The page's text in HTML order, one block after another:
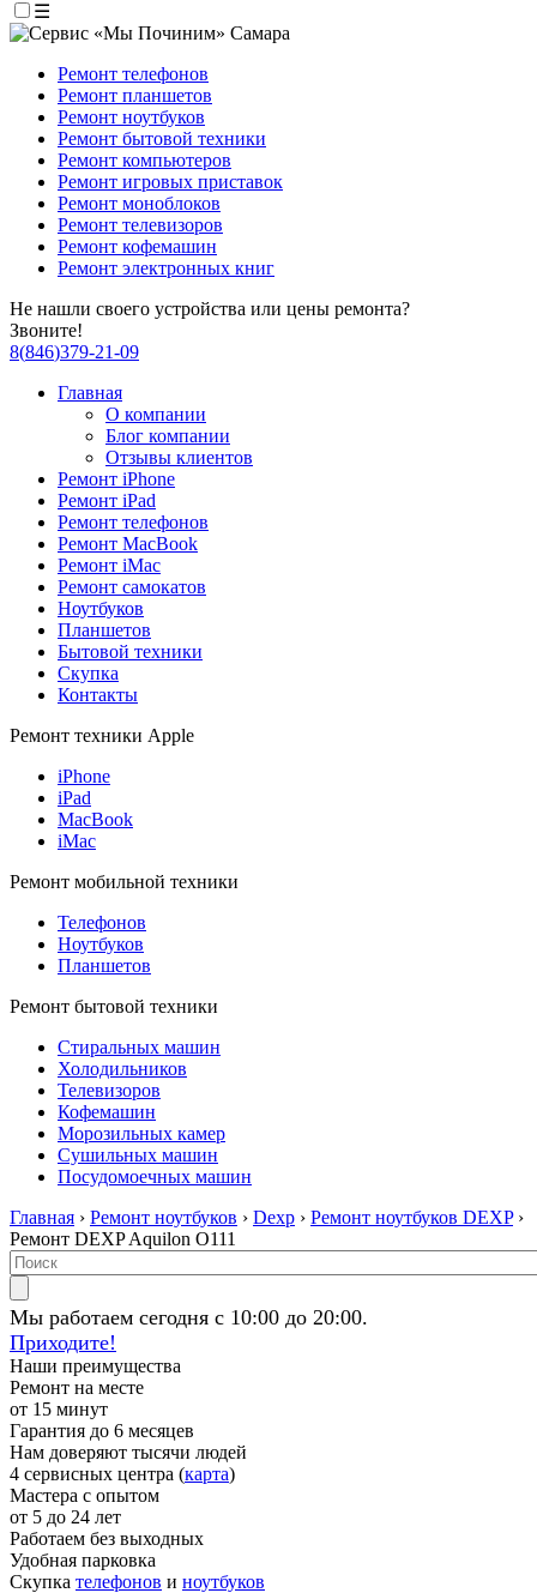
☰
Ремонт телефонов
Ремонт планшетов
Ремонт ноутбуков
Ремонт бытовой техники
Ремонт компьютеров
Ремонт игровых приставок
Ремонт моноблоков
Ремонт телевизоров
Ремонт кофемашин
Ремонт электронных книг
Не нашли своего устройства или цены ремонта?
Звоните!
8(846)379-21-09
Главная
О компании
Блог компании
Отзывы клиентов
Ремонт iPhone
Ремонт iPad
Ремонт телефонов
Ремонт MacBook
Ремонт iMac
Ремонт самокатов
Ноутбуков
Планшетов
Бытовой техники
Скупка
Контакты
Ремонт техники Apple
iPhone
iPad
MacBook
iMac
Ремонт мобильной техники
Телефонов
Ноутбуков
Планшетов
Ремонт бытовой техники
Стиральных машин
Холодильников
Телевизоров
Кофемашин
Морозильных камер
Сушильных машин
Посудомоечных машин
Главная › Ремонт ноутбуков › Dexp › Ремонт ноутбуков DEXP›
Ремонт DEXP Aquilon O111
Мы работаем сегодня с 10:00 до 20:00.
Приходите!
Наши преимущества
Ремонт на месте
от 15 минут
Гарантия до 6 месяцев
Нам доверяют тысячи людей
4 сервисных центра (карта)
Мастера с опытом
от 5 до 24 лет
Работаем без выходных
Удобная парковка
Скупка телефонов и ноутбуков